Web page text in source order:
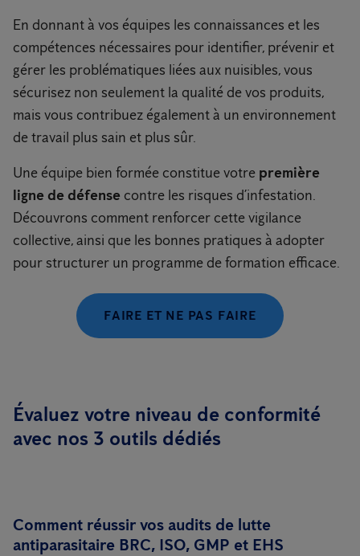
En donnant à vos équipes les connaissances et les
compétences nécessaires pour identifier, prévenir et
gérer les problématiques liées aux nuisibles, vous
sécurisez non seulement la qualité de vos produits,
mais vous contribuez également à un environnement
de travail plus sain et plus sûr.
Une équipe bien formée constitue votre première
ligne de défense contre les risques d’infestation.
Découvrons comment renforcer cette vigilance
collective, ainsi que les bonnes pratiques à adopter
pour structurer un programme de formation efficace.
FAIRE ET NE PAS FAIRE
Évaluez votre niveau de conformité
avec nos 3 outils dédiés
Comment réussir vos audits de lutte
antiparasitaire BRC, ISO, GMP et EHS